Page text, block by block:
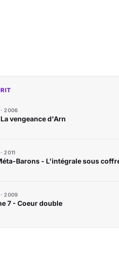
2006
vengeance d'Arn
2011
Barons - L'intégrale sous
2009
7 - Coeur double